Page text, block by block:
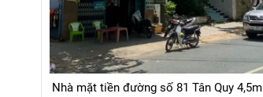
Nhà mặt tiền đường số 81 Tân Quy 4,5m